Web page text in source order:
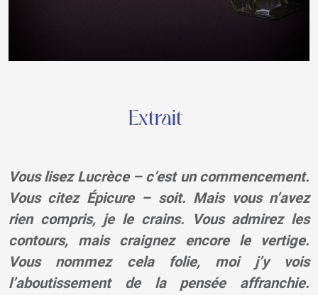
Extrait
Vous lisez Lucrèce – c’est un commencement.
Vous citez Épicure – soit. Mais vous n’avez
rien compris, je le crains. Vous admirez les
contours, mais craignez encore le vertige.
Vous nommez cela folie, moi j’y vois
l’aboutissement de la pensée affranchie.